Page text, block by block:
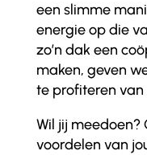
een slimme
energie op die
zo’n dak een
maken, geven
te profiteren
Wil jij
voordelen van